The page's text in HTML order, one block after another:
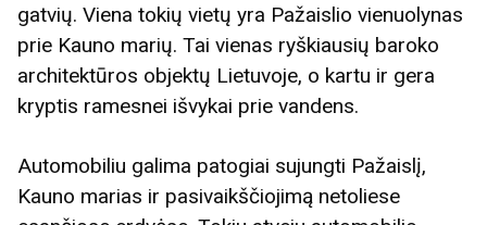
gatvių. Viena tokių vietų yra Pažaislio vienuolynas
prie Kauno marių. Tai vienas ryškiausių baroko
architektūros objektų Lietuvoje, o kartu ir gera
kryptis ramesnei išvykai prie vandens.
Automobiliu galima patogiai sujungti Pažaislį,
Kauno marias ir pasivaikščiojimą netoliese